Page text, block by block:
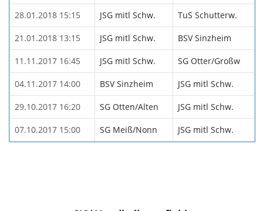
28.01.2018 15:15 JSG mitl Schw. TuS Schutterw.
21.01.2018 13:15 JSG mitl Schw. BSV Sinzheim
11.11.2017 16:45 JSG mitl Schw. SG Otter/Großw
04.11.2017 14:00 BSV Sinzheim JSG mitl Schw.
29.10.2017 16:20 SG Otten/Alten JSG mitl Schw.
07.10.2017 15:00 SG Meiß/Nonn JSG mitl Schw.